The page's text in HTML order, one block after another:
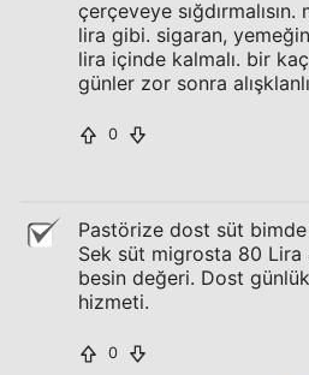
çerçeveye
lira gibi. sigaran,
lira içinde kalmalı. bir
günler zor sonra
0
Pastörize dost süt
Sek süt migrosta 80 Lira
besin değeri. Dost
hizmeti.
0